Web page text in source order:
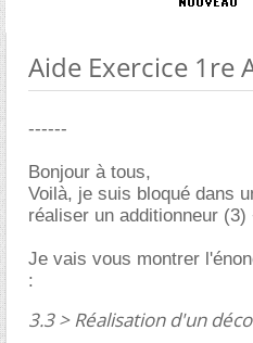
Aide Exercice 1re
------
Bonjour à tous,
Voilà, je suis bloqué dans
réaliser un additionneur
Je vais vous montrer
:
3.3 > Réalisation d'un